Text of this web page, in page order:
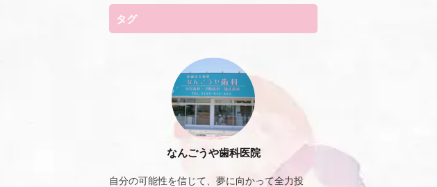
タグ
なんごうや歯科医院
自分の可能性を信じて、夢に向かって全力投